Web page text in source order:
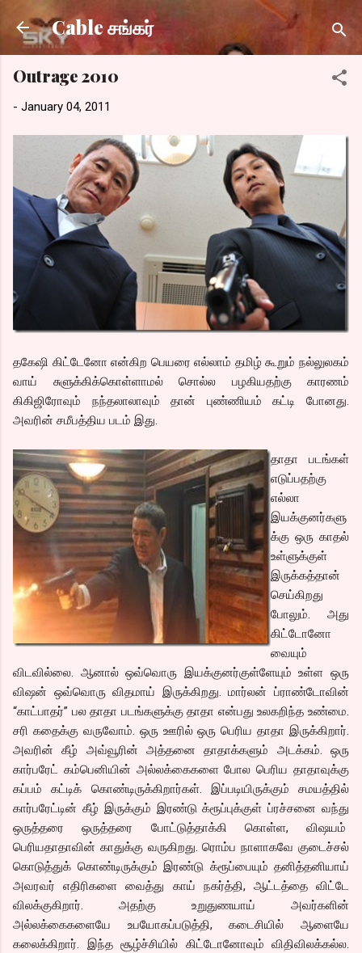
Skip to main content
Cable சங்கர்
Outrage 2010
- January 04, 2011
தகேஷி கிட்டேனோ என்கிற பெயரை எல்லாம் தமிழ் கூறும் நல்லுலகம்
வாய் சுளுக்கிக்கொள்ளாமல் சொல்ல பழகியதற்கு காரணம்
கிகிஜிரோவும் நந்தலாலாவும் தான் புண்ணியம் கட்டி போனது.
அவரின் சமீபத்திய படம் இது.
தாதா படங்கள்
எடுப்பதற்கு
எல்லா
இயக்குனர்களு
க்கு ஒரு காதல்
உள்ளுக்குள்
இருக்கத்தான்
செய்கிறது
போலும். அது
கிட்டோனோ
வையும்
விடவில்லை. ஆனால் ஒவ்வொரு இயக்குனர்குள்ளேயும் உள்ள ஒரு
விஷன் ஒவ்வொரு விதமாய் இருக்கிறது. மார்லன் ப்ராண்டோவின்
“காட்பாதர்” பல தாதா படங்களுக்கு தாதா என்பது உலகறிந்த உண்மை.
சரி கதைக்கு வருவோம். ஒரு ஊரில் ஒரு பெரிய தாதா இருக்கிறார்.
அவரின் கீழ் அவ்வூரின் அத்தனை தாதாக்களும் அடக்கம். ஒரு
கார்பரேட் கம்பெனியின் அல்லக்கைகளை போல பெரிய தாதாவுக்கு
கப்பம் கட்டிக் கொண்டிருக்கிறார்கள். இப்படியிருக்கும் சமயத்தில்
கார்பரேட்டின் கீழ் இருக்கும் இரண்டு க்ரூப்புக்குள் ப்ரச்சனை வந்து
ஒருத்தரை ஒருத்தரை போட்டுத்தாக்கி கொள்ள, விஷயம்
பெரியதாதாவின் காதுக்கு வருகிறது. ரொம்ப நாளாகவே குடைச்சல்
கொடுத்துக் கொண்டிருக்கும் இரண்டு க்ரூப்பையும் தனித்தனியாய்
அவரவர் எதிரிகளை வைத்து காய் நகர்த்தி, ஆட்டத்தை விட்டே
விலக்குகிறார். அதற்கு உறுதுணயாய் அவர்களின்
அல்லக்கைகளையே உபயோகப்படுத்தி, கடைசியில் ஆளையே
கலைக்கிறார். இந்த சூழ்ச்சியில் கிட்டோனோவும் விதிவிலக்கல்ல.